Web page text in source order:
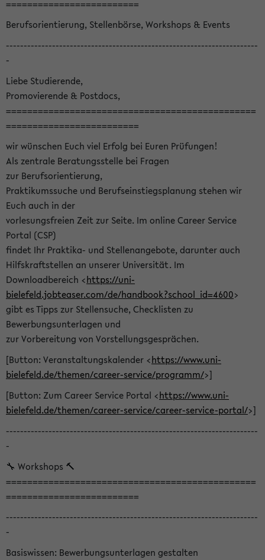
=========================
Berufsorientierung, Stellenbörse, Workshops & Events
-----------------------------------------------------------------------
-
Liebe Studierende,
Promovierende & Postdocs,
===============================================
=========================
wir wünschen Euch viel Erfolg bei Euren Prüfungen!
Als zentrale Beratungsstelle bei Fragen
zur Berufsorientierung,
Praktikumssuche und Berufseinstiegsplanung stehen wir
Euch auch in der
vorlesungsfreien Zeit zur Seite. Im online Career Service
Portal (CSP)
findet Ihr Praktika- und Stellenangebote, darunter auch
Hilfskraftstellen an unserer Universität. Im
Downloadbereich <https://uni-
bielefeld.jobteaser.com/de/handbook?school_id=4600>
gibt es Tipps zur Stellensuche, Checklisten zu
Bewerbungsunterlagen und
zur Vorbereitung von Vorstellungsgesprächen.
[Button: Veranstaltungskalender <https://www.uni-
bielefeld.de/themen/career-service/programm/>]
[Button: Zum Career Service Portal <https://www.uni-
bielefeld.de/themen/career-service/career-service-portal/>]
-----------------------------------------------------------------------
-
🔧 Workshops 🔨
===============================================
=========================
-----------------------------------------------------------------------
-
Basiswissen: Bewerbungsunterlagen gestalten